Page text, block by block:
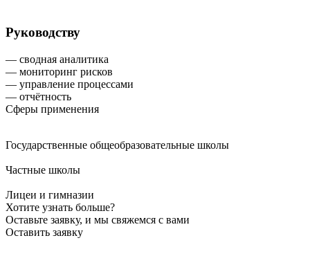
Руководству
— сводная аналитика
— мониторинг рисков
— управление процессами
— отчётность
Сферы применения
Государственные общеобразовательные школы
Частные школы
Лицеи и гимназии
Хотите узнать больше?
Оставьте заявку, и мы свяжемся с вами
Оставить заявку